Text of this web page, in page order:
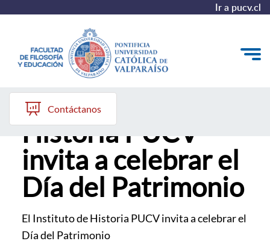
Ir a pucv.cl
Quiénes somos
Líneas de trabajo 2025-2028
Historia
Proyecto Conocimientos 2030
Contáctanos
El Instituto de
Historia PUCV
invita a celebrar el
Día del Patrimonio
El Instituto de Historia PUCV invita a celebrar el
Día del Patrimonio